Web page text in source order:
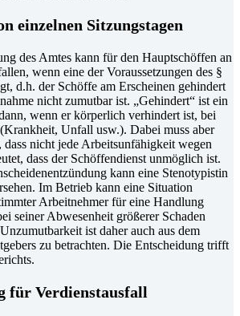
einzelnen Sitzungstagen
des Amtes kann für den Hauptschöffen an
wenn eine der Voraussetzungen des §
d.h. der Schöffe am Erscheinen gehindert
nicht zumutbar ist. „Gehindert“ ist ein
wenn er körperlich verhindert ist, bei
Unfall usw.). Dabei muss aber
nicht jede Arbeitsunfähigkeit wegen
dass der Schöffendienst unmöglich ist.
kann eine Stenotypistin
Im Betrieb kann eine Situation
Arbeitnehmer für eine Handlung
seiner Abwesenheit größerer Schaden
ist daher auch aus dem
zu betrachten. Die Entscheidung trifft
für Verdienstausfall